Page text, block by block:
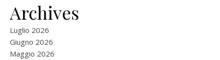
Archives
Luglio 2026
Giugno 2026
Maggio 2026